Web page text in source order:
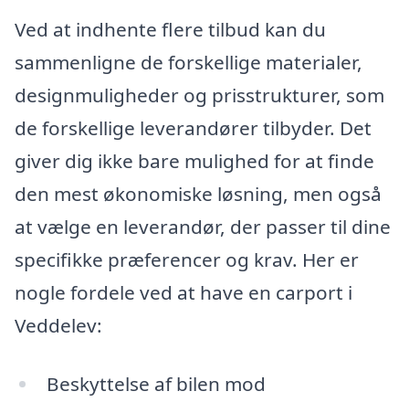
Ved at indhente flere tilbud kan du
sammenligne de forskellige materialer,
designmuligheder og prisstrukturer, som
de forskellige leverandører tilbyder. Det
giver dig ikke bare mulighed for at finde
den mest økonomiske løsning, men også
at vælge en leverandør, der passer til dine
specifikke præferencer og krav. Her er
nogle fordele ved at have en carport i
Veddelev:
Beskyttelse af bilen mod